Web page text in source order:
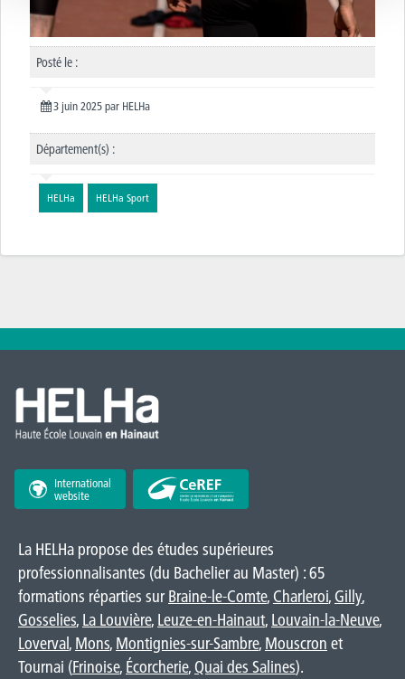
Posté le :
3 juin 2025 par HELHa
Département(s) :
HELHa HELHa Sport
International
website
La HELHa propose des études supérieures
professionnalisantes (du Bachelier au Master) : 65
formations réparties surBraine-le-Comte, Charleroi, Gilly,
Gosselies, La Louvière, Leuze-en-Hainaut, Louvain-la-Neuve,
Loverval, Mons, Montignies-sur-Sambre, Mouscron et
Tournai (Frinoise, Écorcherie, Quai des Salines).